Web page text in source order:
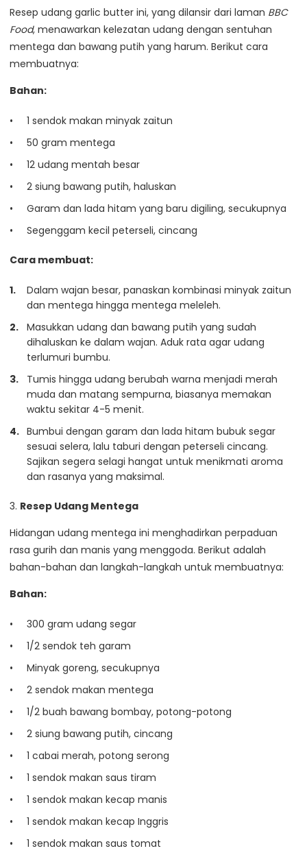
Resep udang garlic butter ini, yang dilansir dari laman BBC
Food, menawarkan kelezatan udang dengan sentuhan
mentega dan bawang putih yang harum. Berikut cara
membuatnya:
Bahan:
1 sendok makan minyak zaitun
50 gram mentega
12 udang mentah besar
2 siung bawang putih, haluskan
Garam dan lada hitam yang baru digiling, secukupnya
Segenggam kecil peterseli, cincang
Cara membuat:
Dalam wajan besar, panaskan kombinasi minyak zaitun
dan mentega hingga mentega meleleh.
Masukkan udang dan bawang putih yang sudah
dihaluskan ke dalam wajan. Aduk rata agar udang
terlumuri bumbu.
Tumis hingga udang berubah warna menjadi merah
muda dan matang sempurna, biasanya memakan
waktu sekitar 4-5 menit.
Bumbui dengan garam dan lada hitam bubuk segar
sesuai selera, lalu taburi dengan peterseli cincang.
Sajikan segera selagi hangat untuk menikmati aroma
dan rasanya yang maksimal.
3. Resep Udang Mentega
Hidangan udang mentega ini menghadirkan perpaduan
rasa gurih dan manis yang menggoda. Berikut adalah
bahan-bahan dan langkah-langkah untuk membuatnya:
Bahan:
300 gram udang segar
1/2 sendok teh garam
Minyak goreng, secukupnya
2 sendok makan mentega
1/2 buah bawang bombay, potong-potong
2 siung bawang putih, cincang
1 cabai merah, potong serong
1 sendok makan saus tiram
1 sendok makan kecap manis
1 sendok makan kecap Inggris
1 sendok makan saus tomat